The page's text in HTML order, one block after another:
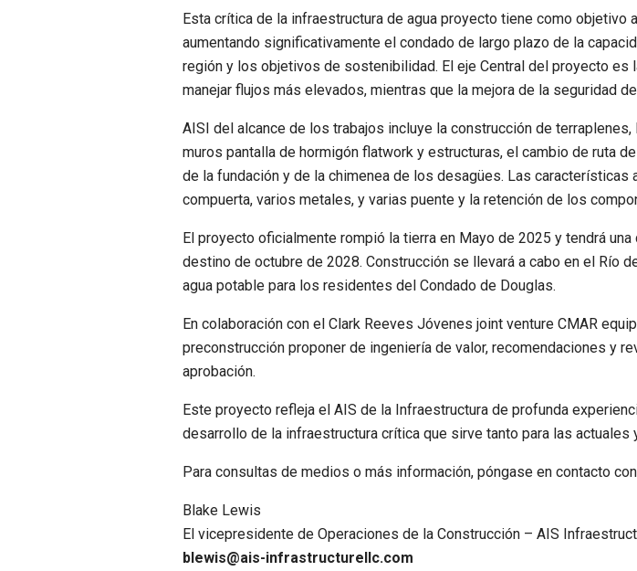
Esta crítica de la infraestructura de agua proyecto tiene como
aumentando significativamente el condado de largo plazo de la
región y los objetivos de sostenibilidad. El eje Central del proyecto
manejar flujos más elevados, mientras que la mejora de la seguridad
AISI del alcance de los trabajos incluye la construcción de
muros pantalla de hormigón flatwork y estructuras, el cambio de ruta
de la fundación y de la chimenea de los desagües. Las
compuerta, varios metales, y varias puente y la retención de los
El proyecto oficialmente rompió la tierra en Mayo de 2025 y tendrá
destino de octubre de 2028. Construcción se llevará a cabo en el Río
agua potable para los residentes del Condado de Douglas.
En colaboración con el Clark Reeves Jóvenes joint venture CMAR
preconstrucción proponer de ingeniería de valor, recomendaciones y
aprobación.
Este proyecto refleja el AIS de la Infraestructura de profunda
desarrollo de la infraestructura crítica que sirve tanto para las
Para consultas de medios o más información, póngase en contacto
Blake Lewis
El vicepresidente de Operaciones de la Construcción – AIS
blewis@ais-infrastructurellc.com